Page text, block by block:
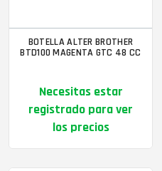
BOTELLA ALTER BROTHER
BTD100 MAGENTA GTC 48 CC
Necesitas estar
registrado para ver
los precios